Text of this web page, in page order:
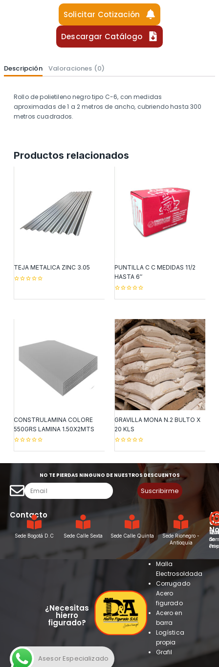
Solicitar Cotización
Descargar Catálogo
Descripción Valoraciones (0)
Rollo de polietileno negro tipo C-6, con medidas
aproximadas de 1 a 2 metros de ancho, cubriendo hasta 300
metros cuadrados.
Productos relacionados
TEJA METALICA ZINC 3.05
of
PUNTILLA C C MEDIDAS 11/2
HASTA 6″
CONSTRULAMINA COLORE
550GRS LAMINA 1.50X2MTS
GRAVILLA MONA N.2 BULTO X
20 KLS
NO TE PIERDAS NINGUNO DE NUESTROS DESCUENTOS
Suscribirme
Contacto
Sede Bogotá D.C Sede Calle Sexta Sede Calle Quinta
Sede Rionegro -
Antioquia
de
de
de
¿Necesitas
hierro
figurado?
Malla
Electrosoldada
Corrugado
Acero
figurado
Acero en
barra
Logística
propia
Grafil
Asesor Especializado